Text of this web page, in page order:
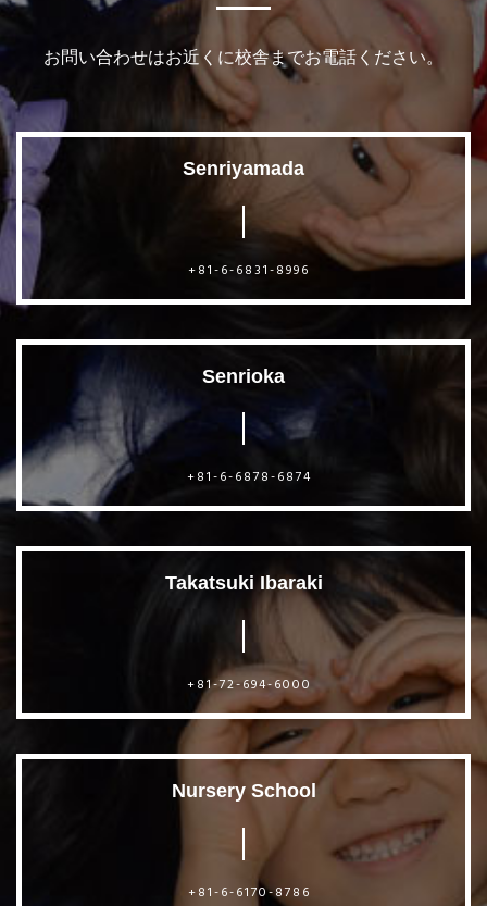
お問い合わせはお近くに校舎までお電話ください。
Senriyamada
+81-6-6831-8996
Senrioka
+81-6-6878-6874
Takatsuki Ibaraki
+81-72-694-6000
Nursery School
+81-6-6170-8786